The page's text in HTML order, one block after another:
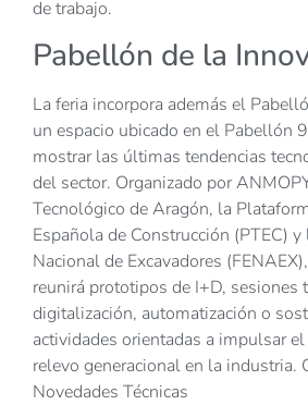
de trabajo.
Pabellón de la
La feria incorpora además el
un espacio ubicado en el Pabellón
mostrar las últimas tendencias
del sector. Organizado por
Tecnológico de Aragón, la
Española de Construcción (PTEC) y
Nacional de Excavadores
reunirá prototipos de I+D, sesiones
digitalización, automatización o
actividades orientadas a impulsar
relevo generacional en la industria.
Novedades Técnicas